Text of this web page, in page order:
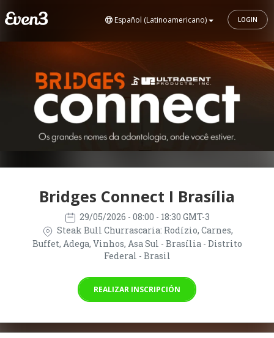
Español (Latinoamericano) LOGIN
Bridges Connect I Brasília
29/05/2026 - 08:00 - 18:30 GMT-3
Steak Bull Churrascaria: Rodízio, Carnes,
Buffet, Adega, Vinhos, Asa Sul - Brasília - Distrito
Federal - Brasil
REALIZAR INSCRIPCIÓN